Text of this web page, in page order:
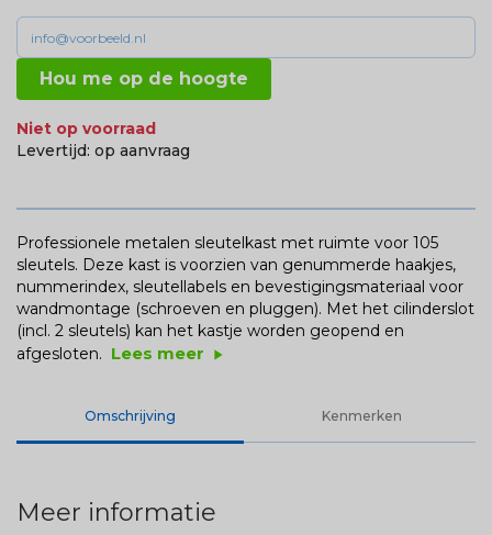
Hou me op de hoogte
Niet op voorraad
Levertijd: op aanvraag
Professionele metalen sleutelkast met ruimte voor 105
sleutels. Deze kast is voorzien van genummerde haakjes,
nummerindex, sleutellabels en bevestigingsmateriaal voor
wandmontage (schroeven en pluggen). Met het cilinderslot
(incl. 2 sleutels) kan het kastje worden geopend en
afgesloten. Lees meer play_arrow
Omschrijving Kenmerken
Meer informatie